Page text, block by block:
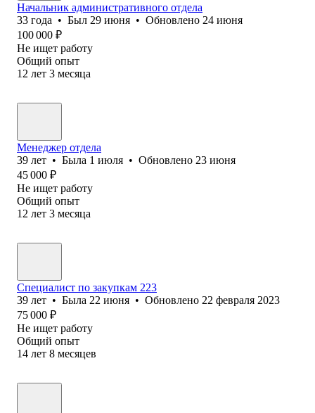
Начальник административного отдела
33 года • Был 29 июня • Обновлено 24 июня
100 000 ₽
Не ищет работу
Общий опыт
12 лет 3 месяца
Менеджер отдела
39 лет • Была 1 июля • Обновлено 23 июня
45 000 ₽
Не ищет работу
Общий опыт
12 лет 3 месяца
Специалист по закупкам 223
39 лет • Была 22 июня • Обновлено 22 февраля 2023
75 000 ₽
Не ищет работу
Общий опыт
14 лет 8 месяцев